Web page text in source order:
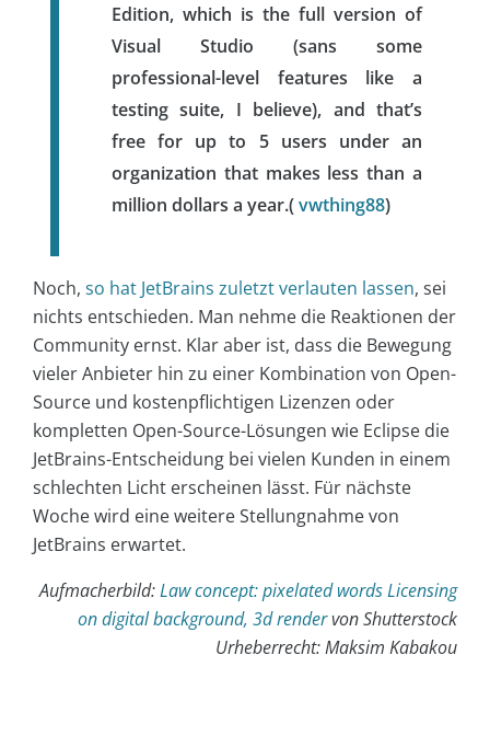
Edition, which is the full version of
Visual Studio (sans some
professional-level features like a
testing suite, I believe), and that’s
free for up to 5 users under an
organization that makes less than a
million dollars a year.(vwthing88)
Noch, so hat JetBrains zuletzt verlauten lassen, sei
nichts entschieden. Man nehme die Reaktionen der
Community ernst. Klar aber ist, dass die Bewegung
vieler Anbieter hin zu einer Kombination von Open-
Source und kostenpflichtigen Lizenzen oder
kompletten Open-Source-Lösungen wie Eclipse die
JetBrains-Entscheidung bei vielen Kunden in einem
schlechten Licht erscheinen lässt. Für nächste
Woche wird eine weitere Stellungnahme von
JetBrains erwartet.
Aufmacherbild:Law concept: pixelated words Licensing
on digital background, 3d rendervon Shutterstock
Urheberrecht: Maksim Kabakou